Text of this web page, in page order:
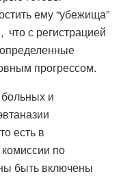
ему “убежища”
с регистрацией
прогрессом.
больных и
есть в
по
быть включены